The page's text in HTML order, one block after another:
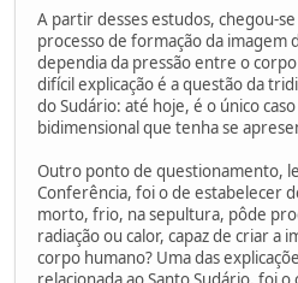
A partir desses estudos, chegou-
processo de formação da imagem
dependia da pressão entre o
difícil explicação é a questão da
do Sudário: até hoje, é o único
bidimensional que tenha se
Outro ponto de questionamento,
Conferência, foi o de estabelecer
morto, frio, na sepultura, pôde
radiação ou calor, capaz de criar a
corpo humano? Uma das